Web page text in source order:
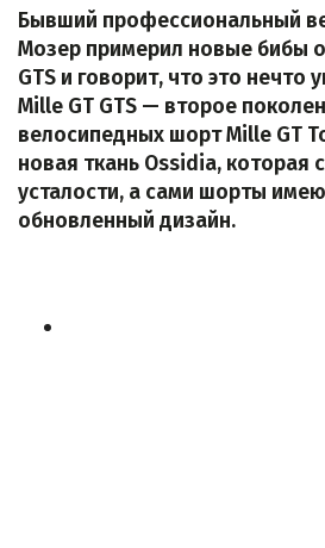
Бывший профессиональный
Мозер примерил новые бибы
GTS и говорит, что это нечто
Mille GT GTS — второе
велосипедных шорт Mille GT
новая ткань Ossidia, которая
усталости, а сами шорты
обновленный дизайн.